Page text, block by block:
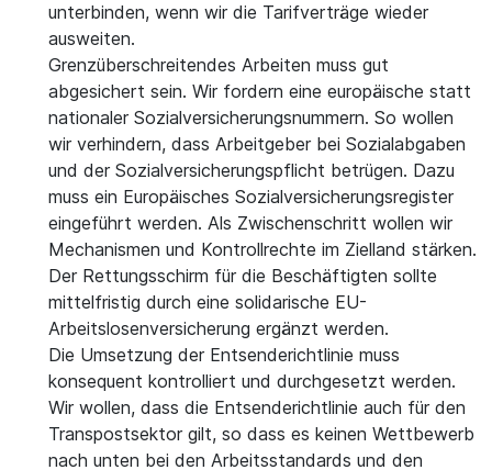
unterbinden, wenn wir die Tarifverträge wieder
ausweiten.
Grenzüberschreitendes Arbeiten muss gut
abgesichert sein. Wir fordern eine europäische statt
nationaler Sozialversicherungsnummern. So wollen
wir verhindern, dass Arbeitgeber bei Sozialabgaben
und der Sozialversicherungspflicht betrügen. Dazu
muss ein Europäisches Sozialversicherungsregister
eingeführt werden. Als Zwischenschritt wollen wir
Mechanismen und Kontrollrechte im Zielland stärken.
Der Rettungsschirm für die Beschäftigten sollte
mittelfristig durch eine solidarische EU-
Arbeitslosenversicherung ergänzt werden.
Die Umsetzung der Entsenderichtlinie muss
konsequent kontrolliert und durchgesetzt werden.
Wir wollen, dass die Entsenderichtlinie auch für den
Transpostsektor gilt, so dass es keinen Wettbewerb
nach unten bei den Arbeitsstandards und den